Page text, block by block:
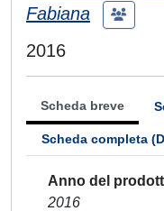
Fabiana
2016
Scheda breve
Scheda completa
Anno del
2016